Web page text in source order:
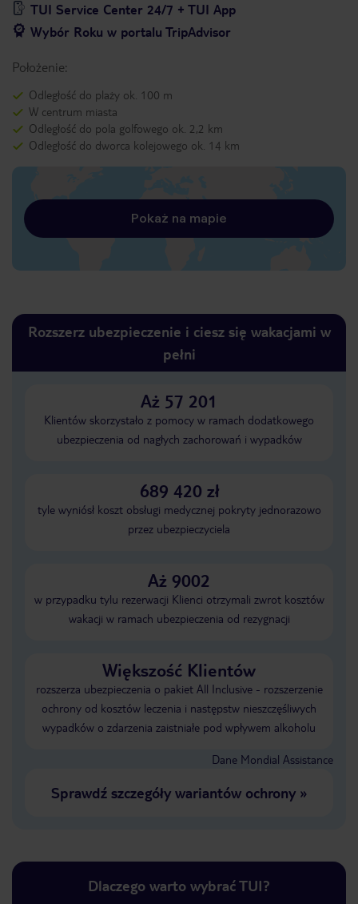
TUI Service Center 24/7 + TUI App
Wybór Roku w portalu TripAdvisor
Położenie:
Odległość do plaży ok. 100 m
W centrum miasta
Odległość do pola golfowego ok. 2,2 km
Odległość do dworca kolejowego ok. 14 km
Pokaż na mapie
Rozszerz ubezpieczenie i ciesz się wakacjami w
pełni
Aż 57 201
Klientów skorzystało z pomocy w ramach dodatkowego
ubezpieczenia od nagłych zachorowań i wypadków
689 420 zł
tyle wyniósł koszt obsługi medycznej pokryty jednorazowo
przez ubezpieczyciela
Aż 9002
w przypadku tylu rezerwacji Klienci otrzymali zwrot kosztów
wakacji w ramach ubezpieczenia od rezygnacji
Większość Klientów
rozszerza ubezpieczenia o pakiet All Inclusive - rozszerzenie
ochrony od kosztów leczenia i następstw nieszczęśliwych
wypadków o zdarzenia zaistniałe pod wpływem alkoholu
Dane Mondial Assistance
Sprawdź szczegóły wariantów ochrony»
Dlaczego warto wybrać TUI?